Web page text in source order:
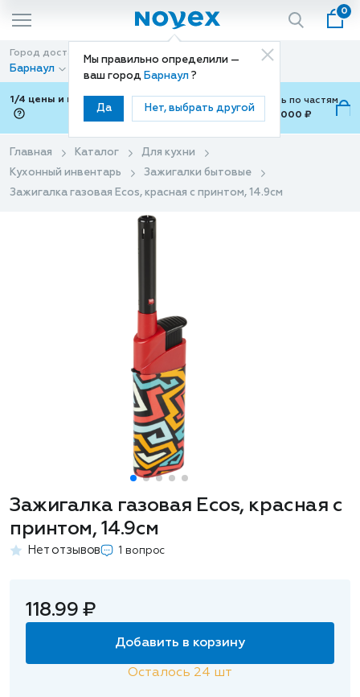
Мы правильно определили —
ваш город Барнаул ?
Да Нет, выбрать другой
0
Город доставки
Барнаул
Способ доставки
Доставка
1/4 цены и покупки ваши с Подели
Можно оплатить по частям
от 700 ₽ до 15,000 ₽
Главная Каталог
Для кухни
Кухонный инвентарь
Зажигалки бытовые
Зажигалка газовая Ecos, красная с принтом, 14.9см
Зажигалка газовая Ecos, красная с
принтом, 14.9см
Нет отзывов 1 вопрос
118.99 ₽
Добавить в корзину
Осталось 24 шт